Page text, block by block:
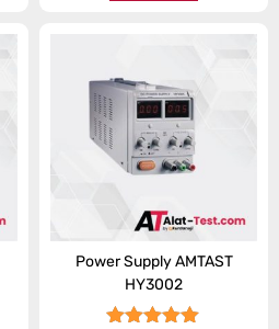
Power Supply AMTAST
HY3002